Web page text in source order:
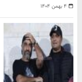
۴ بهمن ۱۴۰۴